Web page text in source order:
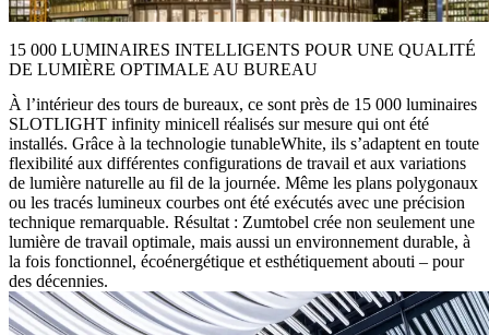
15 000 LUMINAIRES INTELLIGENTS POUR UNE QUALITÉ
DE LUMIÈRE OPTIMALE AU BUREAU
À l’intérieur des tours de bureaux, ce sont près de 15 000 luminaires
SLOTLIGHT infinity minicell réalisés sur mesure qui ont été
installés. Grâce à la technologie tunableWhite, ils s’adaptent en toute
flexibilité aux différentes configurations de travail et aux variations
de lumière naturelle au fil de la journée. Même les plans polygonaux
ou les tracés lumineux courbes ont été exécutés avec une précision
technique remarquable. Résultat : Zumtobel crée non seulement une
lumière de travail optimale, mais aussi un environnement durable, à
la fois fonctionnel, écoénergétique et esthétiquement abouti – pour
des décennies.